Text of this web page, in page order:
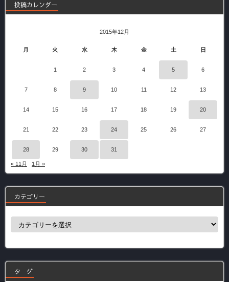
投稿カレンダー
2015年12月
月 火 水 木 金 土 日
1 2 3 4 5 6
7 8 9 10 11 12 13
14 15 16 17 18 19 20
21 22 23 24 25 26 27
28 29 30 31
« 11月 1月 »
カテゴリー
ー
タ グ